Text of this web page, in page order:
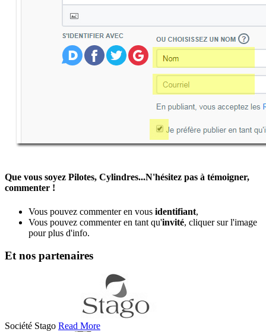
Que vous soyez Pilotes, Cylindres...N'hésitez pas à témoigner,
commenter !
Vous pouvez commenter en vous identifiant,
Vous pouvez commenter en tant qu'invité, cliquer sur l'image
pour plus d'info.
Et nos partenaires
Société Stago Read More